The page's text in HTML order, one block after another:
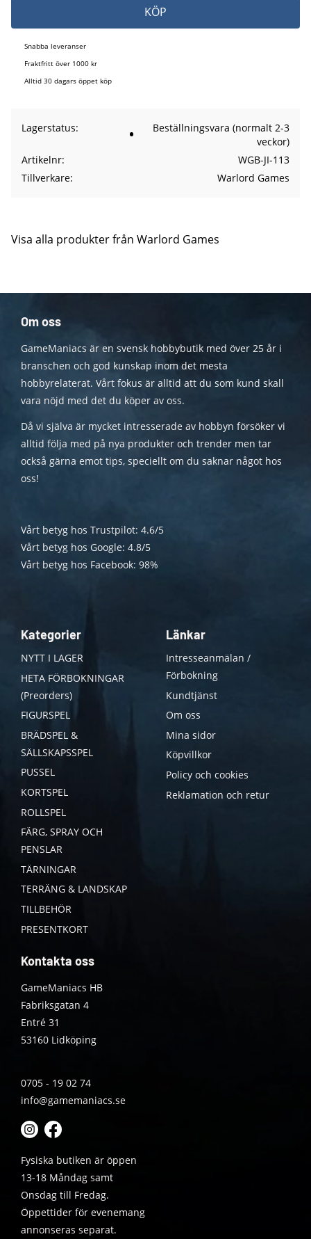
KÖP
Snabba leveranser
Fraktfritt över 1000 kr
Alltid 30 dagars öppet köp
Lagerstatus
Beställningsvara (normalt 2-3
veckor)
Artikelnr
WGB-JI-113
Tillverkare
Warlord Games
Visa alla produkter från Warlord Games
Om oss
GameManiacs är en svensk hobbybutik med över 25 år i
branschen och god kunskap inom det mesta
hobbyrelaterat. Vårt fokus är alltid att du som kund skall
vara nöjd med det du köper av oss.
Då vi själva är mycket intresserade av hobbyn försöker vi
alltid följa med på nya produkter och trender men tar
också gärna emot tips, speciellt om du saknar något hos
oss!
Vårt betyg hos Trustpilot: 4.6/5
Vårt betyg hos Google: 4.8/5
Vårt betyg hos Facebook: 98%
Kategorier
NYTT I LAGER
HETA FÖRBOKNINGAR
(Preorders)
FIGURSPEL
BRÄDSPEL &
SÄLLSKAPSSPEL
PUSSEL
KORTSPEL
ROLLSPEL
FÄRG, SPRAY OCH
PENSLAR
TÄRNINGAR
TERRÄNG & LANDSKAP
TILLBEHÖR
PRESENTKORT
Länkar
Intresseanmälan /
Förbokning
Kundtjänst
Om oss
Mina sidor
Köpvillkor
Policy och cookies
Reklamation och retur
Kontakta oss
GameManiacs HB
Fabriksgatan 4
Entré 31
53160 Lidköping
0705 - 19 02 74
info@gamemaniacs.se
Fysiska butiken är öppen
13-18 Måndag samt
Onsdag till Fredag.
Öppettider för evenemang
annonseras separat.